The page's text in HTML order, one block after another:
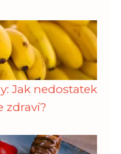
Jak nedostatek
zdraví?